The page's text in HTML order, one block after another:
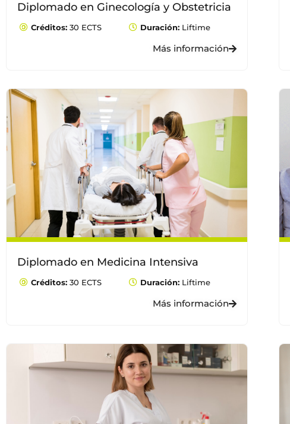
Diplomado en Ginecología y Obstetricia
Créditos: 30 ECTS Duración: Liftime
Más información
Diplomado en Medicina Intensiva
Créditos: 30 ECTS Duración: Liftime
Más información